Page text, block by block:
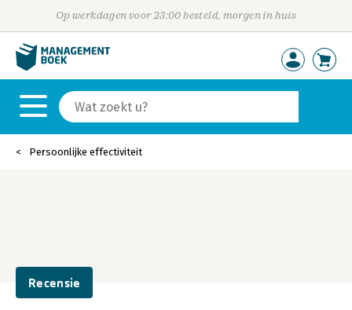
Op werkdagen voor 23:00 besteld, morgen in huis
Persoonlijke effectiviteit
Recensie